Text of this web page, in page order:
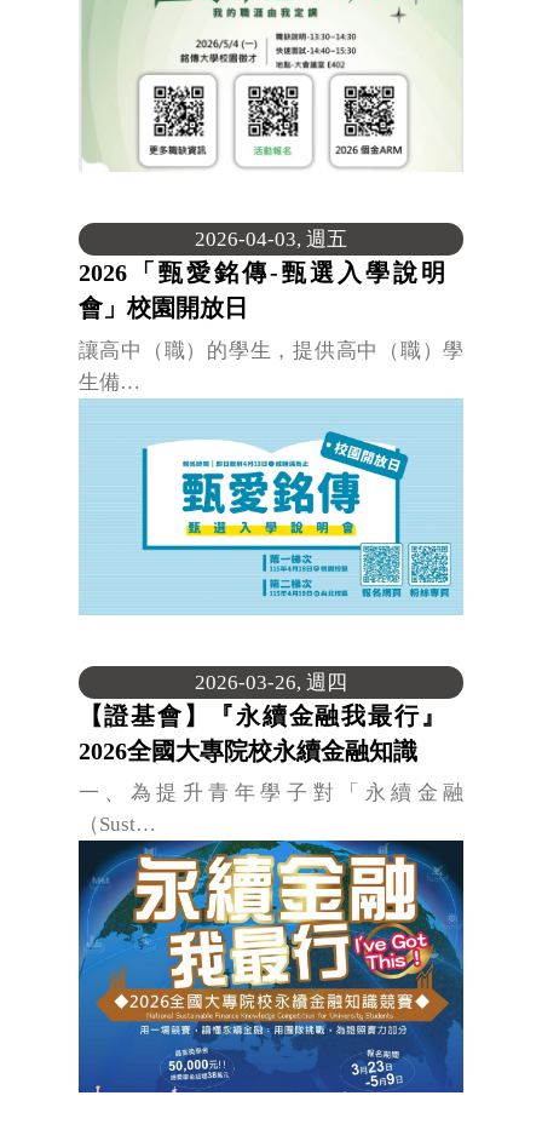
2026-04-03, 週五
2026「甄愛銘傳-甄選入學說明
會」校園開放日
讓高中（職）的學生，提供高中（職）學
生備…
2026-03-26, 週四
【證基會】『永續金融我最行』
2026全國大專院校永續金融知識
一、為提升青年學子對「永續金融
（Sust…